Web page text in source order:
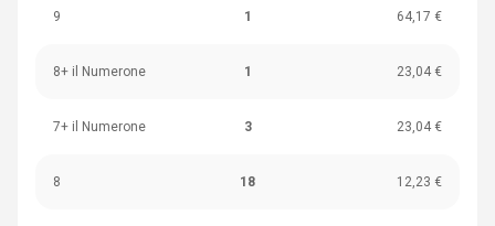
9 1 64,17 €
8+ il Numerone 1 23,04 €
7+ il Numerone 3 23,04 €
8 18 12,23 €